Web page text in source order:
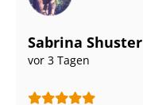
Sabrina Shuster
vor 3 Tagen